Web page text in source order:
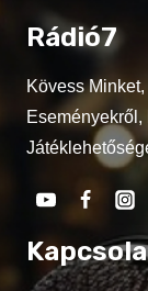
Rádió7
Kövess